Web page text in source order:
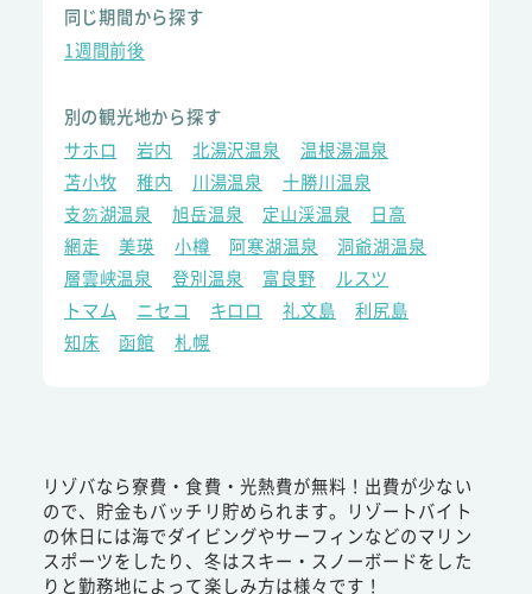
同じ期間から探す
1週間前後
別の観光地から探す
サホロ
岩内 北湯沢温泉
温根湯温泉
苫小牧
稚内 川湯温泉
十勝川温泉
支笏湖温泉
旭岳温泉 定山渓温泉
日高
網走
美瑛 小樽 阿寒湖温泉
洞爺湖温泉
層雲峡温泉
登別温泉 富良野
ルスツ
トマム
ニセコ キロロ 礼文島
利尻島
知床
函館 札幌
リゾバなら寮費・食費・光熱費が無料！出費が少ない
ので、貯金もバッチリ貯められます。リゾートバイト
の休日には海でダイビングやサーフィンなどのマリン
スポーツをしたり、冬はスキー・スノーボードをした
りと勤務地によって楽しみ方は様々です！